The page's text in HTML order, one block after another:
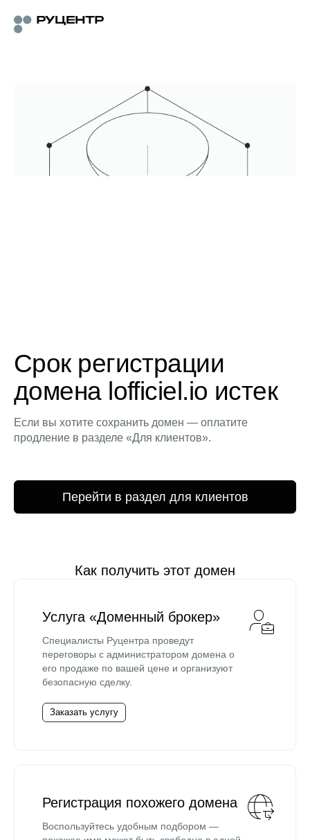
Срок регистрации
домена lofficiel.io истек
Если вы хотите сохранить домен — оплатите
продление в разделе «Для клиентов».
Перейти в раздел для клиентов
Как получить этот домен
Услуга «Доменный брокер»
Специалисты Руцентра проведут
переговоры с администратором домена о
его продаже по вашей цене и организуют
безопасную сделку.
Заказать услугу
Регистрация похожего домена
Воспользуйтесь удобным подбором —